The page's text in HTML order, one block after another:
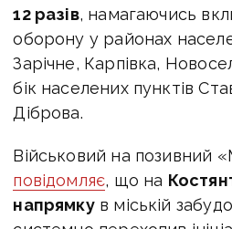
12 разів, намагаючись
оборону у районах
Зарічне, Карпівка,
бік населених пунктів
Діброва.
Військовий на позивний
повідомляє, що на
напрямкув міській